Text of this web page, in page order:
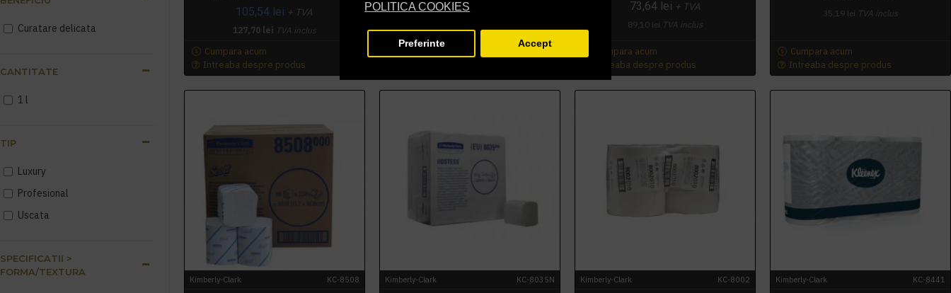
POLITICA COOKIES
Preferinte Accept
Curatare delicata
CANTITATE
1 l
TIP
Luxury
Profesional
Uscata
SPECIFICATII >
FORMA/TEXTURA
105,54 lei + TVA
127,70 lei TVA inclus
Cumpara acum
Intreaba despre produs
551,74 lei TVA inclus
73,64 lei + TVA
89,10 lei TVA inclus
Cumpara acum
Intreaba despre produs
35,19 lei TVA inclus
Cumpara acum
Intreaba despre produs
Kimberly-Clark KC-8508 Kimberly-Clark KC-8035N Kimberly-Clark KC-8002 Kimberly-Clark KC-8441